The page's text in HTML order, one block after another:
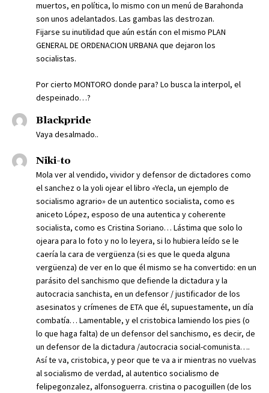
muertos, en política, lo mismo con un menú de Barahonda
son unos adelantados. Las gambas las destrozan.
Fijarse su inutilidad que aún están con el mismo PLAN
GENERAL DE ORDENACION URBANA que dejaron los
socialistas.
Por cierto MONTORO donde para? Lo busca la interpol, el
despeinado…?
Blackpride
Vaya desalmado..
Niki-to
Mola ver al vendido, vividor y defensor de dictadores como
el sanchez o la yoli ojear el libro «Yecla, un ejemplo de
socialismo agrario» de un autentico socialista, como es
aniceto López, esposo de una autentica y coherente
socialista, como es Cristina Soriano… Lástima que solo lo
ojeara para lo foto y no lo leyera, si lo hubiera leído se le
caería la cara de vergüenza (si es que le queda alguna
vergüenza) de ver en lo que él mismo se ha convertido: en un
parásito del sanchismo que defiende la dictadura y la
autocracia sanchista, en un defensor / justificador de los
asesinatos y crímenes de ETA que él, supuestamente, un día
combatía… Lamentable, y el cristobica lamiendo los pies (o
lo que haga falta) de un defensor del sanchismo, es decir, de
un defensor de la dictadura /autocracia social-comunista….
Así te va, cristobica, y peor que te va a ir mientras no vuelvas
al socialismo de verdad, al autentico socialismo de
felipegonzalez, alfonsoguerra. cristina o pacoguillen (de los